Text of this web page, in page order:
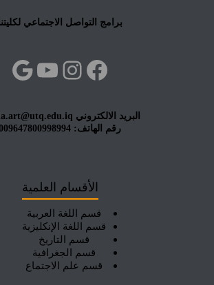
برامج التواصل الاجتماعي لكليتنا
فيسبوك
البريد الالكتروني media.art@utq.edu.iq
رقم الهاتف: 009647800998994
الأقسام العلمية
قسم اللغة العربية
قسم اللغة الإنكليزية
قسم التاريخ
قسم الجغرافية
قسم علم الاجتماع